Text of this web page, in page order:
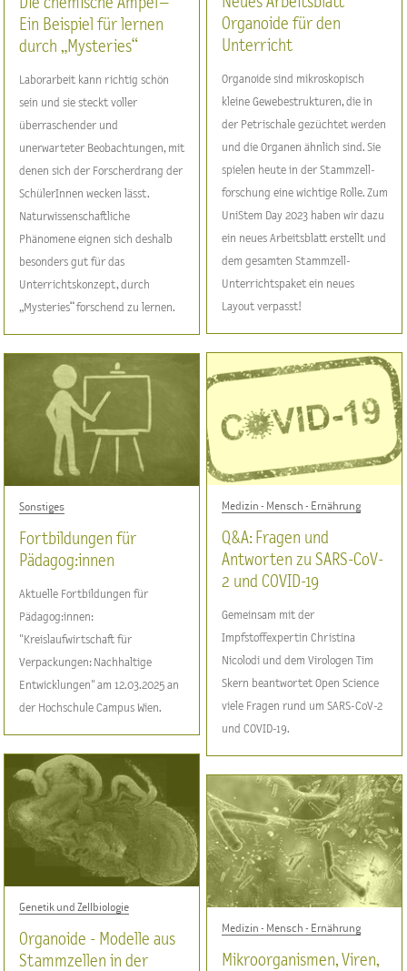
Organoide für den
Unterricht
Organoide sind mikroskopisch
kleine Gewebestrukturen, die in
der Petrischale gezüchtet werden
und die Organen ähnlich sind. Sie
spielen heute in der Stammzell-
forschung eine wichtige Rolle. Zum
UniStem Day 2023 haben wir dazu
ein neues Arbeitsblatt erstellt und
dem gesamten Stammzell-
Unterrichtspaket ein neues
Layout verpasst!
Ein Beispiel für lernen
durch „Mysteries“
Laborarbeit kann richtig schön
sein und sie steckt voller
überraschender und
unerwarteter Beobachtungen, mit
denen sich der Forscherdrang der
SchülerInnen wecken lässt.
Naturwissenschaftliche
Phänomene eignen sich deshalb
besonders gut für das
Unterrichtskonzept, durch
„Mysteries“ forschend zu lernen.
Medizin - Mensch - Ernährung
Q&A: Fragen und
Antworten zu SARS-CoV-
2 und COVID-19
Gemeinsam mit der
Impfstoffexpertin Christina
Nicolodi und dem Virologen Tim
Skern beantwortet Open Science
viele Fragen rund um SARS-CoV-2
und COVID-19.
Sonstiges
Fortbildungen für
Pädagog:innen
Aktuelle Fortbildungen für
Pädagog:innen:
"Kreislaufwirtschaft für
Verpackungen: Nachhaltige
Entwicklungen" am 12.03.2025 an
der Hochschule Campus Wien.
Genetik und Zellbiologie
Organoide - Modelle aus
Stammzellen in der
Medizin - Mensch - Ernährung
Mikroorganismen, Viren,